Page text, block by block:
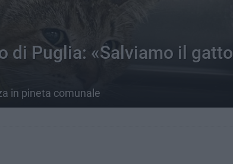
di Puglia: «Salviamo il gatto
in pineta comunale